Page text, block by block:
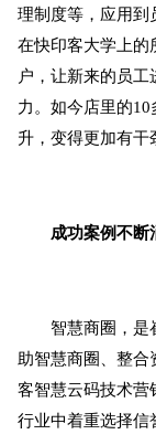
理制度等，应用到
在快印客大学上的
户，让新来的员
力。如今店里的
升，变得更加有干
成功案例不
智慧商圈，是
助智慧商圈、整
客智慧云码技术营
行业中着重选择信